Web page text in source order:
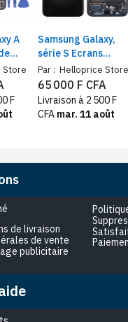
A
Store
F
Samsung Galaxy,
série S Ecrans
originaux OLED de
rechange
Par : Helloprice Store
65 000 F CFA
Livraison à 2 500 F
CFA mar. 11 août
de livraison
de vente
publicitaire